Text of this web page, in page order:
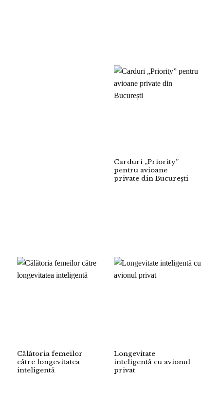
Carduri „Priority”
pentru avioane
private din București
Călătoria femeilor
către longevitatea
inteligentă
Longevitate
inteligentă cu avionul
privat